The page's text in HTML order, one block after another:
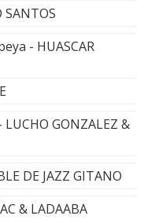
SANTOS
- HUASCAR
GONZALEZ &
DE JAZZ GITANO
& LADAABA